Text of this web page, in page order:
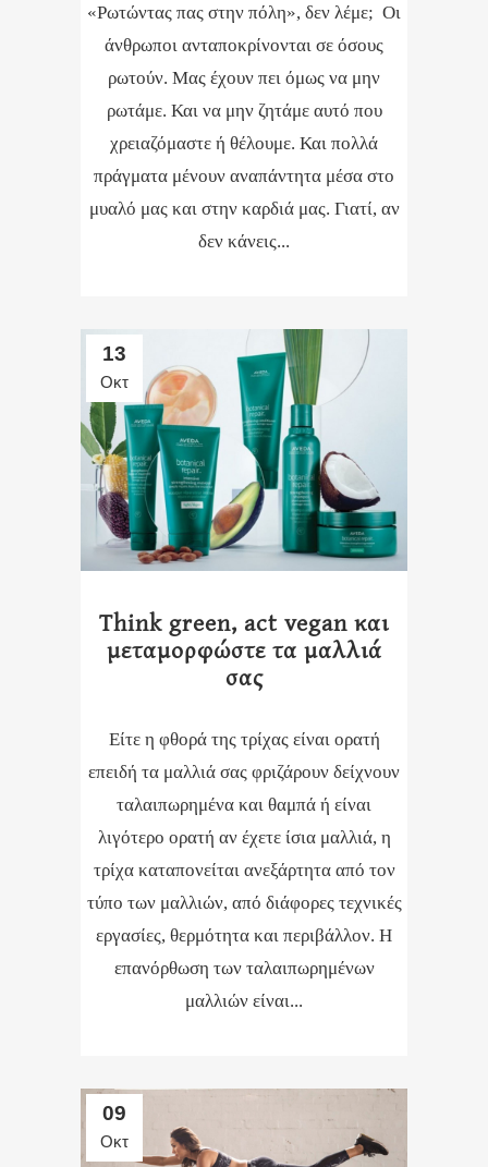
«Ρωτώντας πας στην πόλη», δεν λέμε; Οι
άνθρωποι ανταποκρίνονται σε όσους
ρωτούν. Μας έχουν πει όμως να μην
ρωτάμε. Και να μην ζητάμε αυτό που
χρειαζόμαστε ή θέλουμε. Και πολλά
πράγματα μένουν αναπάντητα μέσα στο
μυαλό μας και στην καρδιά μας. Γιατί, αν
δεν κάνεις...
13
Οκτ
Think green, act vegan και
μεταμορφώστε τα μαλλιά
σας
Είτε η φθορά της τρίχας είναι ορατή
επειδή τα μαλλιά σας φριζάρουν δείχνουν
ταλαιπωρημένα και θαμπά ή είναι
λιγότερο ορατή αν έχετε ίσια μαλλιά, η
τρίχα καταπονείται ανεξάρτητα από τον
τύπο των μαλλιών, από διάφορες τεχνικές
εργασίες, θερμότητα και περιβάλλον. Η
επανόρθωση των ταλαιπωρημένων
μαλλιών είναι...
09
Οκτ